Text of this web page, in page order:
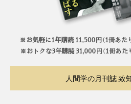
※お気軽に1年購読 11,500円（1冊あた
※おトクな3年購読 31,000円（1冊あた
人間学の月刊誌 致